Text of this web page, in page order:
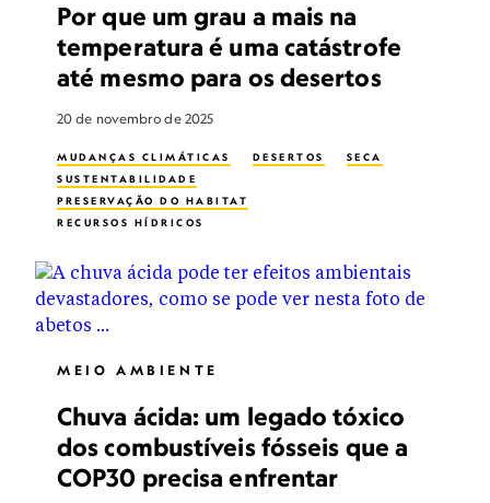
Por que um grau a mais na
temperatura é uma catástrofe
até mesmo para os desertos
20 de novembro de 2025
MUDANÇAS CLIMÁTICAS DESERTOS
SECA
SUSTENTABILIDADE
PRESERVAÇÃO DO HABITAT
RECURSOS HÍDRICOS
MEIO AMBIENTE
Chuva ácida: um legado tóxico
dos combustíveis fósseis que a
COP30 precisa enfrentar